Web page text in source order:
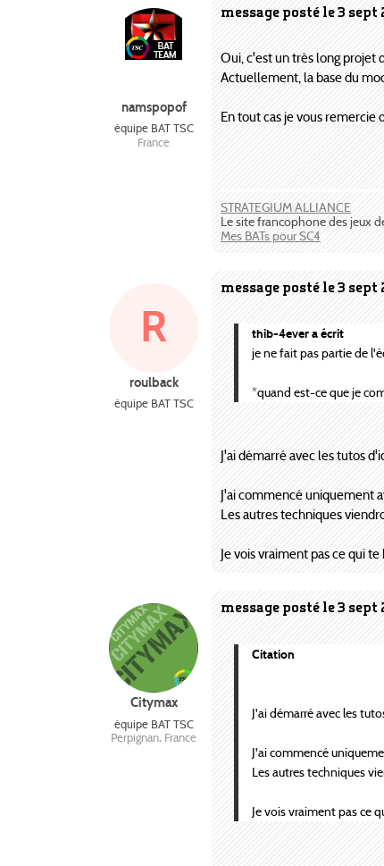
message posté le 3 sept
namspopof
équipe BAT TSC
France
Oui, c'est un très long projet
Actuellement, la base du
En tout cas je vous remercie
STRATEGIUM ALLIANCE
Le site francophone des jeux
Mes BATs pour SC4
message posté le 3 sept
R
roulback
équipe BAT TSC
thib-4ever a écrit
je ne fait pas partie de
*quand est-ce que je
J'ai démarré avec les tutos
J'ai commencé uniquement
Les autres techniques
Je vois vraiment pas ce qui
message posté le 3 sept
Citymax
équipe BAT TSC
Perpignan, France
Citation
J'ai démarré avec les
J'ai commencé
Les autres techniques
Je vois vraiment pas ce